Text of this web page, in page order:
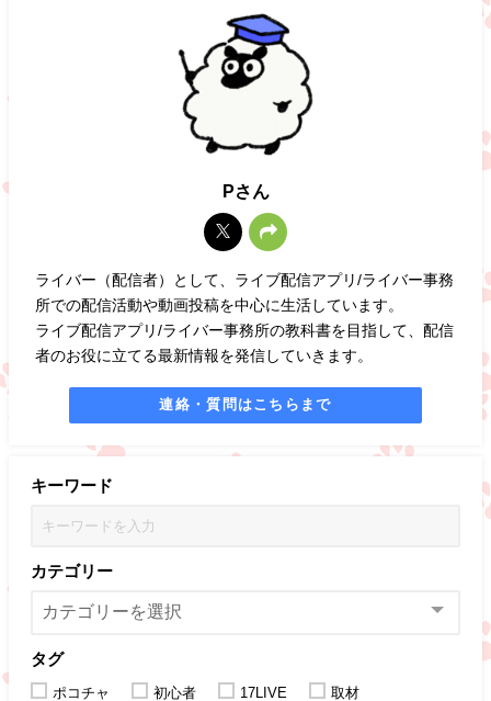
Pさん
ライバー（配信者）として、ライブ配信アプリ/ライバー事務
所での配信活動や動画投稿を中心に生活しています。
ライブ配信アプリ/ライバー事務所の教科書を目指して、配信
者のお役に立てる最新情報を発信していきます。
連絡・質問はこちらまで
キーワード
カテゴリー
タグ
ポコチャ 初心者 17LIVE
取材